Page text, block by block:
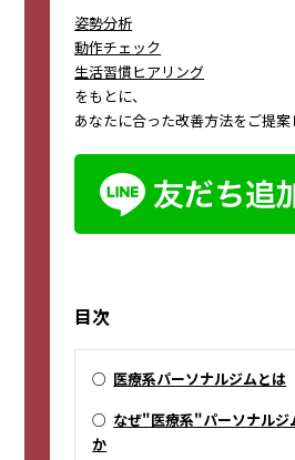
姿勢分析
動作チェック
生活習慣ヒアリング
をもとに、
あなたに合った改善方法をご提案
目次
○ 医療系パーソナルジムとは
○ なぜ"医療系"パーソナルジ
か